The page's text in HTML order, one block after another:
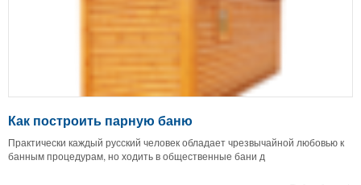
Как построить парную баню
Практически каждый русский человек обладает чрезвычайной любовью к
банным процедурам, но ходить в общественные бани д